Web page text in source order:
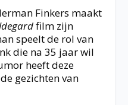
Finkers maakt
film zijn
speelt de rol van
die na 35 jaar wil
heeft deze
gezichten van